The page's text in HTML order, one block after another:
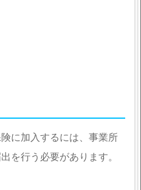
に加入するには、事業所
を行う必要があります。